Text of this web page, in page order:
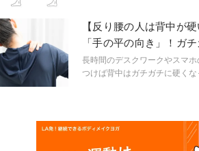
カエルのポーズをご紹介します
【反り腰の人は背中が
「手の平の向き」！ガ
長時間のデスクワークやスマ
つけば背中はガチガチに硬くな
因にもなる可能性があるのです